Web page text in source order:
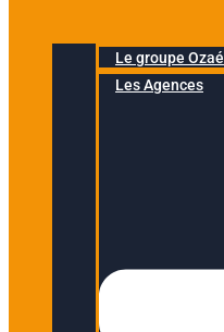
Le groupe Ozaé
Les Agences